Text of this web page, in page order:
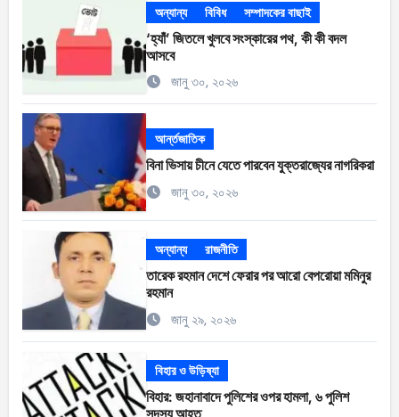
অন্যান্য বিবিধ সম্পাদকের বাছাই
‘হ্যাঁ’ জিতলে খুলবে সংস্কারের পথ, কী কী বদল
আসবে
জানু ৩০, ২০২৬
আর্ন্তজাতিক
বিনা ভিসায় চীনে যেতে পারবেন যুক্তরাজ্যের নাগরিকরা
জানু ৩০, ২০২৬
অন্যান্য রাজনীতি
তারেক রহমান দেশে ফেরার পর আরো বেপরোয়া মমিনুর
রহমান
জানু ২৯, ২০২৬
বিহার ও উড়িষ্যা
বিহার: জহানাবাদে পুলিশের ওপর হামলা, ৬ পুলিশ
সদস্য আহত